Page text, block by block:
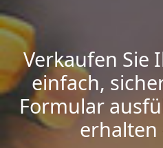
Verkaufen Sie
einfach,
Formular
erhalten